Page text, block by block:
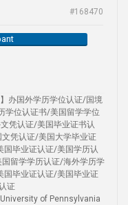
#168470
办国外学历学位认证/国境
学位认证书/美国留学学位
凭认证/美国毕业证书认
凭认证/美国大学毕业证
毕业证认证/美国学历认
留学学历认证/海外学历学
国毕业证认证/美国毕业证
证
of Pennsylvania